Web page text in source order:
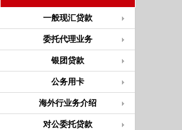
一般现汇贷款
委托代理业务
银团贷款
公务用卡
海外行业务介绍
对公委托贷款